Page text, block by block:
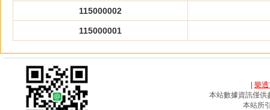
115000002
115000001
樂
本站數據資訊僅
本站所